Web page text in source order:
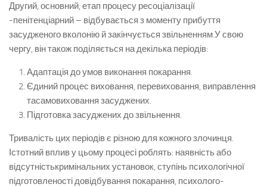
Другий, основний, етап процесу ресоціалізації
-пенітенціарний – відбувається з моменту прибуття
засудженого вколонію й закінчується звільненням.У свою
чергу, він також поділяється на декілька періодів:
Адаптація до умов виконання покарання.
Єдиний процес виховання, перевиховання, виправлення
тасамовиховання засуджених.
Підготовка засуджених до звільнення.
Тривалість цих періодів є різною для кожного злочинця.
Істотний вплив у цьому процесі роблять: наявність або
відсутністькримінальних установок, ступінь психологічної
підготовленості довідбування покарання, психолого-